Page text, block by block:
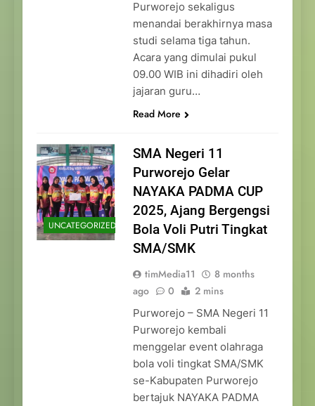
Purworejo sekaligus
menandai berakhirnya masa
studi selama tiga tahun.
Acara yang dimulai pukul
09.00 WIB ini dihadiri oleh
jajaran guru…
Read More
UNCATEGORIZED
SMA Negeri 11
Purworejo Gelar
NAYAKA PADMA CUP
2025, Ajang Bergengsi
Bola Voli Putri Tingkat
SMA/SMK
timMedia11
8 months
ago
0 2 mins
Purworejo – SMA Negeri 11
Purworejo kembali
menggelar event olahraga
bola voli tingkat SMA/SMK
se-Kabupaten Purworejo
bertajuk NAYAKA PADMA